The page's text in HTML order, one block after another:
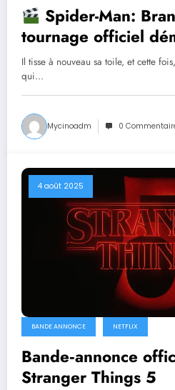
Spider-Man:
tournage officiel
nouveau chapitre
MCU!
Il tisse à nouveau sa toile, et cette
qui…
Mycinoadm 0
4 août 2025
BANDE ANNONCE NETFLIX
Bande‑annonce
Stranger Things 5